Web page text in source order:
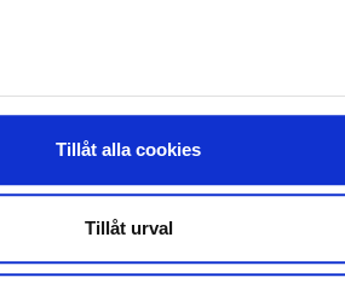
Tillåt alla cookies
Tillåt urval